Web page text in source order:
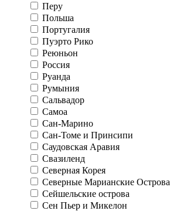
Перу
Польша
Португалия
Пуэрто Рико
Реюньон
Россия
Руанда
Румыния
Сальвадор
Самоа
Сан-Марино
Сан-Томе и Принсипи
Саудовская Аравия
Свазиленд
Северная Корея
Северные Марианские Острова
Сейшельские острова
Сен Пьер и Микелон